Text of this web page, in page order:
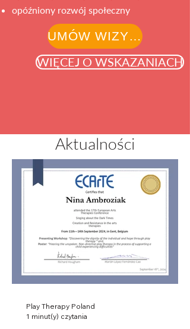
opóźniony rozwój społeczny
UMÓW WIZYTĘ
WIĘCEJ O WSKAZANIACH
Aktualności
Play Therapy Poland
1 minut(y) czytania